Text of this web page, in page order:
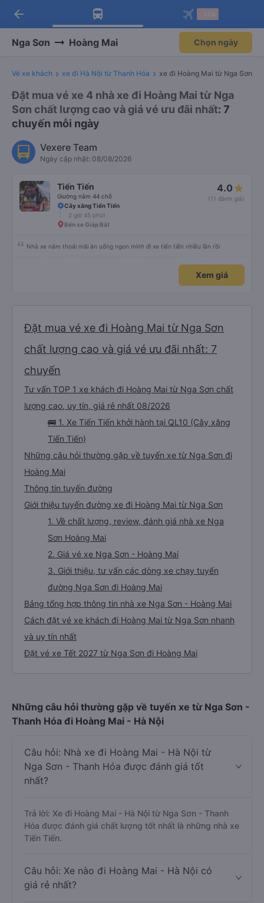
Tải app Vexere ngay!
Nhận ưu đãi thành viên độc
Mở app
Tải app Vexere
-30k/ghế khi đặt vé máy bay qua
Mở app
arrow_back
Nga Sơn Hoàng Mai Chọn ngày
Vé xe khách xe đi Hà Nội từ Thanh Hóa xe đi Hoàng Mai từ Nga Sơn
Đặt mua vé xe 4 nhà xe đi Hoàng Mai từ Nga
Sơn chất lượng cao và giá vé ưu đãi nhất: 7
chuyến mỗi ngày
Vexere Team
Ngày cập nhật: 08/08/2026
Tiến Tiến
Giường nằm 44 chỗ
4.0
(11 đánh giá)
Cây xăng Tiến Tiến
2 giờ 45 phút
Bến xe Giáp Bát
Nhà xe nằm thoải mãi ăn uống ngon mình đi xe tiến tiến nhiều lần rồi
Xem giá
Đặt mua vé xe đi Hoàng Mai từ Nga Sơn
chất lượng cao và giá vé ưu đãi nhất: 7
chuyến
Tư vấn TOP 1 xe khách đi Hoàng Mai từ Nga Sơn chất
lượng cao, uy tín, giá rẻ nhất 08/2026
🚌 1. Xe Tiến Tiến khởi hành tại QL10 (Cây xăng
Tiến Tiến)
Những câu hỏi thường gặp về tuyến xe từ Nga Sơn đi
Hoàng Mai
Thông tin tuyến đường
Giới thiệu tuyến đường xe đi Hoàng Mai từ Nga Sơn
1. Về chất lượng, review, đánh giá nhà xe Nga
Sơn Hoàng Mai
2. Giá vé xe Nga Sơn - Hoàng Mai
3. Giới thiệu, tư vấn các dòng xe chạy tuyến
đường Nga Sơn đi Hoàng Mai
Bảng tổng hợp thông tin nhà xe Nga Sơn - Hoàng Mai
Cách đặt vé xe khách đi Hoàng Mai từ Nga Sơn nhanh
và uy tín nhất
Đặt vé xe Tết 2027 từ Nga Sơn đi Hoàng Mai
Những câu hỏi thường gặp về tuyến xe từ Nga Sơn -
Thanh Hóa đi Hoàng Mai - Hà Nội
Câu hỏi: Nhà xe đi Hoàng Mai - Hà Nội từ
Nga Sơn - Thanh Hóa được đánh giá tốt
nhất?
Trả lời: Xe đi Hoàng Mai - Hà Nội từ Nga Sơn - Thanh
Hóa được đánh giá chất lượng tốt nhất là những nhà xe
Tiến Tiến.
Câu hỏi: Xe nào đi Hoàng Mai - Hà Nội có
giá rẻ nhất?